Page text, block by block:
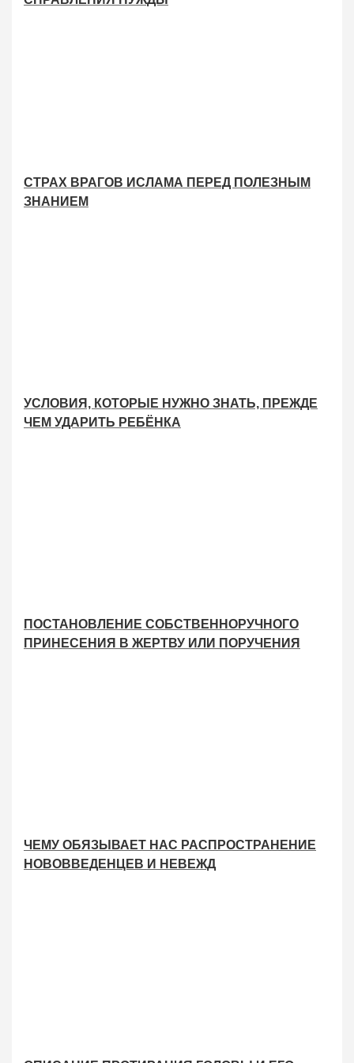
СТРАХ ВРАГОВ ИСЛАМА ПЕРЕД ПОЛЕЗНЫМ
ЗНАНИЕМ
УСЛОВИЯ, КОТОРЫЕ НУЖНО ЗНАТЬ, ПРЕЖДЕ
ЧЕМ УДАРИТЬ РЕБЁНКА
ПОСТАНОВЛЕНИЕ СОБСТВЕННОРУЧНОГО
ПРИНЕСЕНИЯ В ЖЕРТВУ ИЛИ ПОРУЧЕНИЯ
ЧЕМУ ОБЯЗЫВАЕТ НАС РАСПРОСТРАНЕНИЕ
НОВОВВЕДЕНЦЕВ И НЕВЕЖД